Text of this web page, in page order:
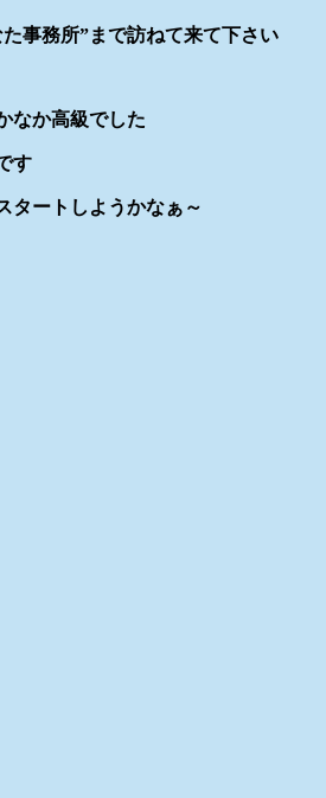
事務所”まで訪ねて来て下さい
なか高級でした
す
タートしようかなぁ～